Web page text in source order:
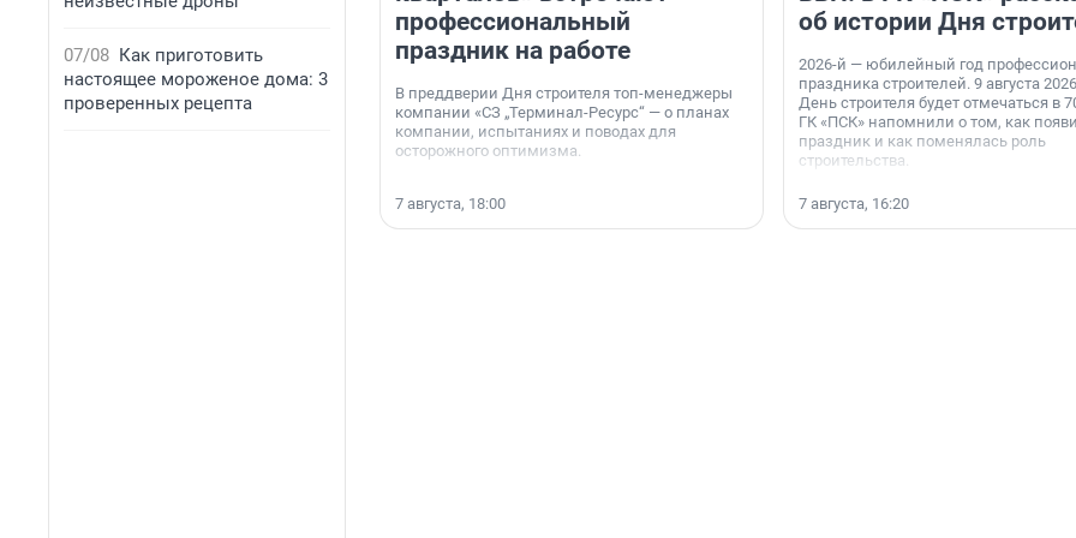
07/08 Как приготовить
настоящее мороженое дома: 3
проверенных рецепта
профессиональный
праздник на работе
В преддверии Дня строителя топ-менеджеры
компании «СЗ „Терминал-Ресурс“ — о планах
компании, испытаниях и поводах для
осторожного оптимизма.
7 августа, 18:00
об истории Дня
2026-й — юбилейный год
праздника строителей. 9 августа
День строителя будет отмечаться в
ГК «ПСК» напомнили о том, как
праздник и как поменялась роль
строительства.
7 августа, 16:20